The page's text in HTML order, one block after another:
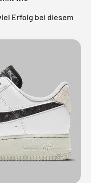
Erfolg bei diesem